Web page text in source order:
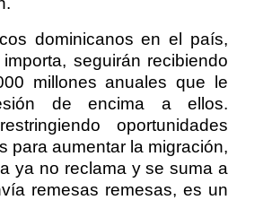
dominicanos en el país,
seguirán recibiendo
millones anuales que le
de encima a ellos.
oportunidades
para aumentar la migración,
ya no reclama y se suma a
remesas remesas, es un